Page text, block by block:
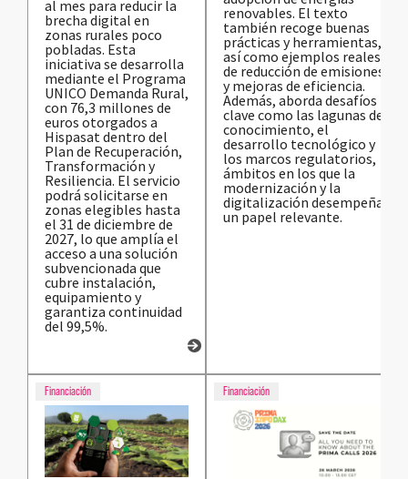
al mes para reducir la
brecha digital en
zonas rurales poco
pobladas. Esta
iniciativa se desarrolla
mediante el Programa
UNICO Demanda Rural,
con 76,3 millones de
euros otorgados a
Hispasat dentro del
Plan de Recuperación,
Transformación y
Resiliencia. El servicio
podrá solicitarse en
zonas elegibles hasta
el 31 de diciembre de
2027, lo que amplía el
acceso a una solución
subvencionada que
cubre instalación,
equipamiento y
garantiza continuidad
del 99,5%.
renovables. El texto
también recoge buenas
prácticas y herramientas,
así como ejemplos reales
de reducción de emisiones
y mejoras de eficiencia.
Además, aborda desafíos
clave como las lagunas de
conocimiento, el
desarrollo tecnológico y
los marcos regulatorios,
ámbitos en los que la
modernización y la
digitalización desempeñan
un papel relevante.
Financiación Financiación